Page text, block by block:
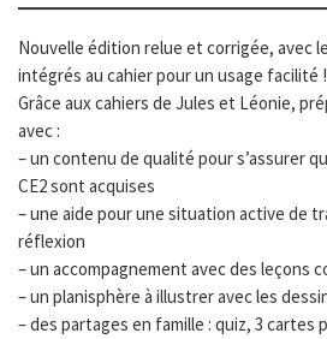
Nouvelle édition relue et corrigée, avec
intégrés au cahier pour un usage facilité !
Grâce aux cahiers de Jules et Léonie,
avec :
– un contenu de qualité pour s’assurer
CE2 sont acquises
– une aide pour une situation active de
réflexion
– un accompagnement avec des leçons
– un planisphère à illustrer avec les
– des partages en famille : quiz, 3 cartes